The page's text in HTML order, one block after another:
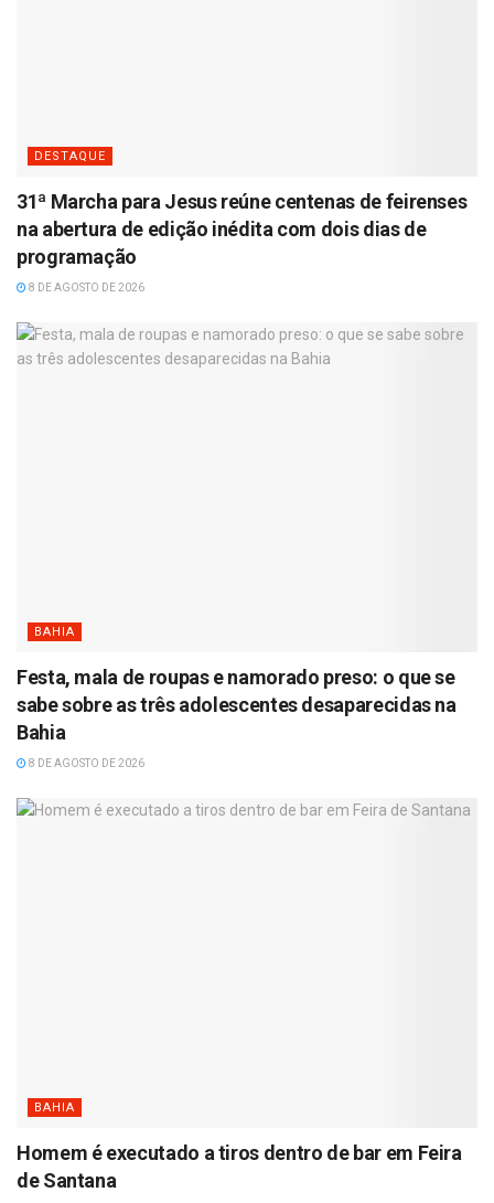
DESTAQUE
31ª Marcha para Jesus reúne centenas de feirenses
na abertura de edição inédita com dois dias de
programação
8 DE AGOSTO DE 2026
BAHIA
Festa, mala de roupas e namorado preso: o que se
sabe sobre as três adolescentes desaparecidas na
Bahia
8 DE AGOSTO DE 2026
BAHIA
Homem é executado a tiros dentro de bar em Feira
de Santana